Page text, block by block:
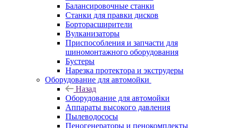
Балансировочные станки
Станки для правки дисков
Борторасширители
Вулканизаторы
Приспособления и запчасти для
шиномонтажного оборудования
Бустеры
Нарезка протектора и экструдеры
Оборудование для автомойки
Назад
Оборудование для автомойки
Аппараты высокого давления
Пылеводососы
Пеногенераторы и пенокомплекты